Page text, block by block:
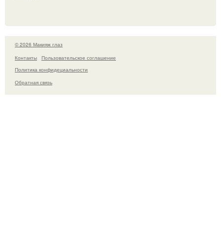
© 2026 Макияж глаз
Контакты
Пользовательское соглашение
Политика конфидециальности
Обратная связь